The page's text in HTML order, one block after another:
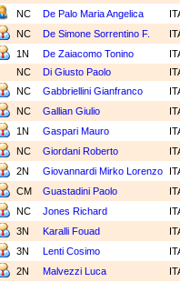
NC De Palo Maria Angelica
NC De Simone Sorrentino F.
1N De Zaiacomo Tonino
NC Di Giusto Paolo
NC Gabbriellini Gianfranco
NC Gallian Giulio
1N Gaspari Mauro
NC Giordani Roberto
2N Giovannardi Mirko Lorenzo
CM Guastadini Paolo
NC Jones Richard
3N Karalli Fouad
3N Lenti Cosimo
2N Malvezzi Luca